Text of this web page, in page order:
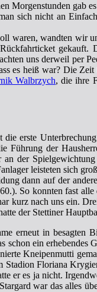
Morgenstunden gab
sich nicht an
waren, wandten wir
uns derweil per
es heiß war? Die
Walbrzych, die ihre
erste
der
der
leisteten sich
dann auf der
So konnten fast
kurz nach uns ein.
der Stettiner
erneut in besagten
ein
Kneipenmutti
Floriana
er es ja nicht.
war das alles